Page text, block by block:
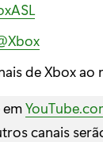
de Xbox
em
canais